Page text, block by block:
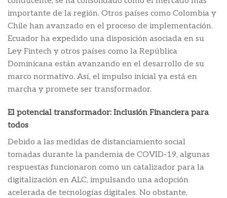
importante de la región. Otros países como Colombia y
Chile han avanzado en el proceso de implementación.
Ecuador ha expedido una disposición asociada en su
Ley Fintech y otros países como la República
Dominicana están avanzando en el desarrollo de su
marco normativo. Así, el impulso inicial ya está en
marcha y promete ser transformador.
El potencial transformador: Inclusión Financiera para
todos
Debido a las medidas de distanciamiento social
tomadas durante la pandemia de COVID-19, algunas
respuestas funcionaron como un catalizador para la
digitalización en ALC, impulsando una adopción
acelerada de tecnologías digitales. No obstante,